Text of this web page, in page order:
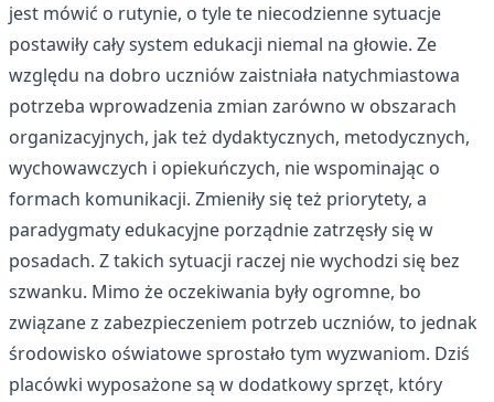
jest mówić o rutynie, o tyle te niecodzienne sytuacje
postawiły cały system edukacji niemal na głowie. Ze
względu na dobro uczniów zaistniała natychmiastowa
potrzeba wprowadzenia zmian zarówno w obszarach
organizacyjnych, jak też dydaktycznych, metodycznych,
wychowawczych i opiekuńczych, nie wspominając o
formach komunikacji. Zmieniły się też priorytety, a
paradygmaty edukacyjne porządnie zatrzęsły się w
posadach. Z takich sytuacji raczej nie wychodzi się bez
szwanku. Mimo że oczekiwania były ogromne, bo
związane z zabezpieczeniem potrzeb uczniów, to jednak
środowisko oświatowe sprostało tym wyzwaniom. Dziś
placówki wyposażone są w dodatkowy sprzęt, który